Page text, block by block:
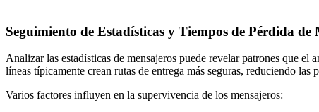
Seguimiento de Estadísticas y Tiempos de Pérdida de
Analizar las estadísticas de mensajeros puede revelar patrones que
líneas típicamente crean rutas de entrega más seguras, reduciendo las
Varios factores influyen en la supervivencia de los mensajeros: